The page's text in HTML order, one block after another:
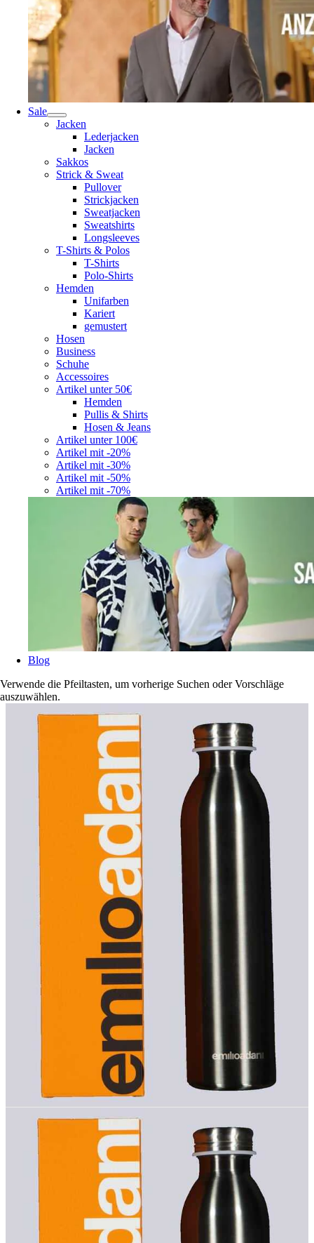
Sale
Jacken
Lederjacken
Jacken
Sakkos
Strick & Sweat
Pullover
Strickjacken
Sweatjacken
Sweatshirts
Longsleeves
T-Shirts & Polos
T-Shirts
Polo-Shirts
Hemden
Unifarben
Kariert
gemustert
Hosen
Business
Schuhe
Accessoires
Artikel unter 50€
Hemden
Pullis & Shirts
Hosen & Jeans
Artikel unter 100€
Artikel mit -20%
Artikel mit -30%
Artikel mit -50%
Artikel mit -70%
Blog
Verwende die Pfeiltasten, um vorherige Suchen oder Vorschläge
auszuwählen.